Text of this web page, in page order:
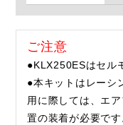
ご注意
●KLX250ESはセル
●本キットはレーシ
用に際しては、エ
置の装着が必要です